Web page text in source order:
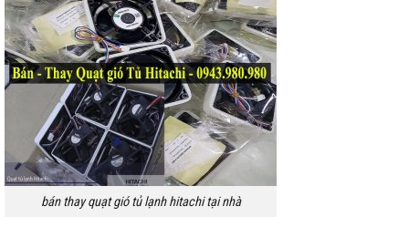
bán thay quạt gió tủ lạnh hitachi tại nhà